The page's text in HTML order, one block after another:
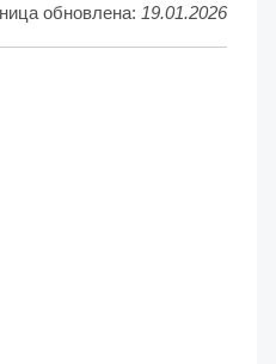
обновлена: 19.01.2026